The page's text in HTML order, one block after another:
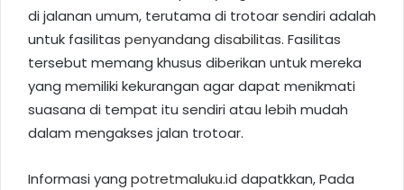
di jalanan umum, terutama di trotoar sendiri adalah
untuk fasilitas penyandang disabilitas. Fasilitas
tersebut memang khusus diberikan untuk mereka
yang memiliki kekurangan agar dapat menikmati
suasana di tempat itu sendiri atau lebih mudah
dalam mengakses jalan trotoar.
Informasi yang potretmaluku.id dapatkkan, Pada